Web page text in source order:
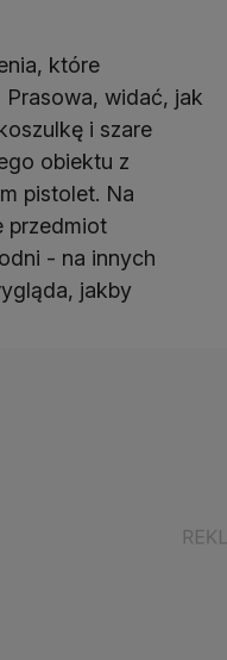
które
Prasowa, widać, jak
i szare
obiektu z
pistolet. Na
przedmiot
- na innych
jakby